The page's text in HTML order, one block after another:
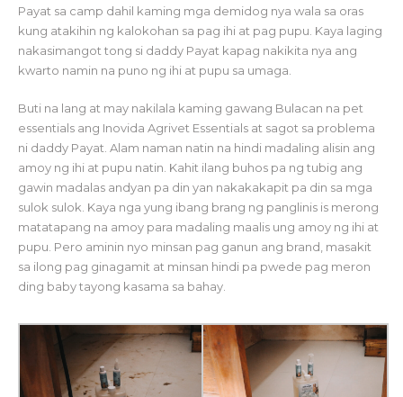
Payat sa camp dahil kaming mga demidog nya wala sa oras
kung atakihin ng kalokohan sa pag ihi at pag pupu. Kaya laging
nakasimangot tong si daddy Payat kapag nakikita nya ang
kwarto namin na puno ng ihi at pupu sa umaga.
Buti na lang at may nakilala kaming gawang Bulacan na pet
essentials ang Inovida Agrivet Essentials at sagot sa problema
ni daddy Payat. Alam naman natin na hindi madaling alisin ang
amoy ng ihi at pupu natin. Kahit ilang buhos pa ng tubig ang
gawin madalas andyan pa din yan nakakakapit pa din sa mga
sulok sulok. Kaya nga yung ibang brang ng panglinis is merong
matatapang na amoy para madaling maalis ung amoy ng ihi at
pupu. Pero aminin nyo minsan pag ganun ang brand, masakit
sa ilong pag ginagamit at minsan hindi pa pwede pag meron
ding baby tayong kasama sa bahay.